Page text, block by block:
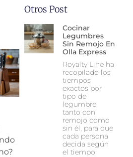
Otros Post
Cocinar
Legumbres
Sin Remojo En
Olla Express
Royalty Line ha
recopilado los
tiempos
exactos por
tipo de
legumbre,
tanto con
remojo como
sin él, para que
cada persona
decida según
el tiempo